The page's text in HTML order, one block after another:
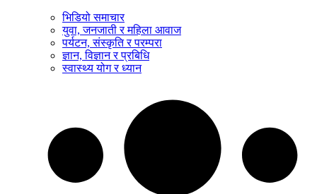
भिडियो समाचार
युवा, जनजाती र महिला आवाज
पर्यटन, संस्कृति र परम्परा
ज्ञान, विज्ञान र प्रबिधि
स्वास्थ्य योग र ध्यान